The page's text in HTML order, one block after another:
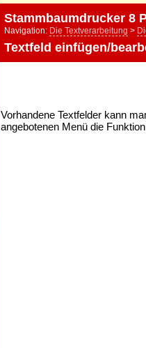
Stammbaumdrucker 8
Navigation: Die Textverarbeitung >
Textfeld einfügen/
Vorhandene Textfelder kann
angebotenen Menü die Funktion